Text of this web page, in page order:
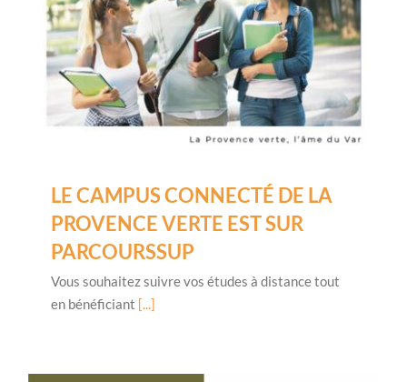
LE CAMPUS CONNECTÉ DE LA
PROVENCE VERTE EST SUR
PARCOURSSUP
Vous souhaitez suivre vos études à distance tout
en bénéficiant [...]